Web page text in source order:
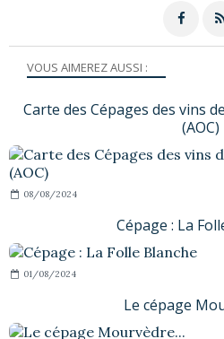
VOUS AIMEREZ AUSSI :
Carte des Cépages des vins
(AOC)
08/08/2024
Cépage : La
01/08/2024
Le cépage